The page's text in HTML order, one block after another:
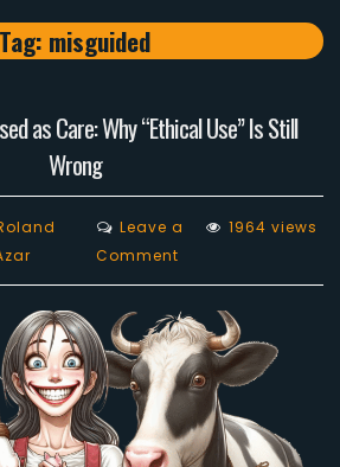
Tag: misguided
as Care: Why “Ethical Use” Is Still
Wrong
Leave a
Commenton
Exploitation
Disguised
as
Care:
Why
“Ethical
Use”
1964 views